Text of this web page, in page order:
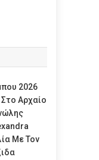
2026
Στο Αρχαίο
Με Τον